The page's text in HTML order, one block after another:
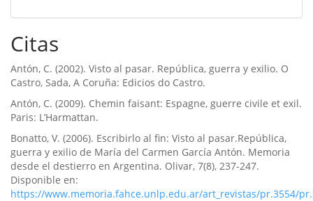
Citas
Antón, C. (2002). Visto al pasar. República, guerra y exilio. O
Castro, Sada, A Coruña: Edicios do Castro.
Antón, C. (2009). Chemin faisant: Espagne, guerre civile et exil.
Paris: L’Harmattan.
Bonatto, V. (2006). Escribirlo al fin: Visto al pasar.República,
guerra y exilio de María del Carmen García Antón. Memoria
desde el destierro en Argentina. Olivar, 7(8), 237-247.
Disponible en:
https://www.memoria.fahce.unlp.edu.ar/art_revistas/pr.3554/